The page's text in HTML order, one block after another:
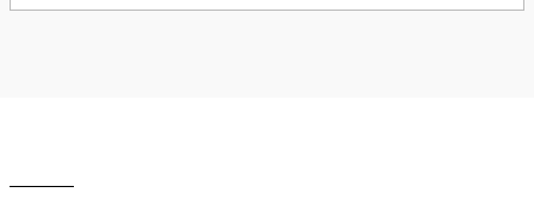
yetersiz gördüğünüz noktaları öneri formunu kullanarak tarafımıza